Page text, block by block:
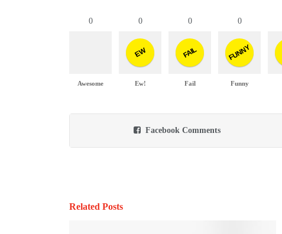
0
Awesome
0
EW
Ew!
0
FAIL
Fail
0
FUNNY
Funny
Facebook Comments
Related Posts